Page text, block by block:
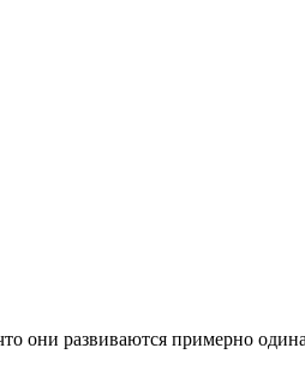
они развиваются примерно